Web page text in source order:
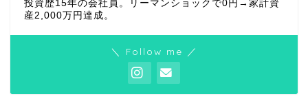
投資歴15年の会社員。リーマンショックで0円→家計資
産2,000万円達成。
＼ Follow me ／